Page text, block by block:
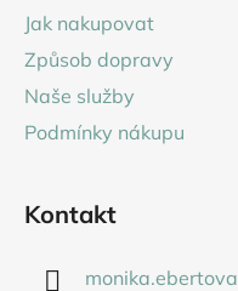
Jak nakupovat
Způsob dopravy
Naše služby
Podmínky nákupu
Kontakt
monika.ebertova